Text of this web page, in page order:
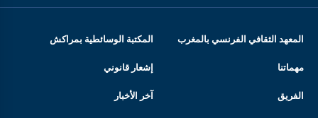
المعهد الثقافي الفرنسي بالمغرب المكتبة الوسائطية بمراكش
مهماتنا إشعار قانوني
الفريق آخر الأخبار